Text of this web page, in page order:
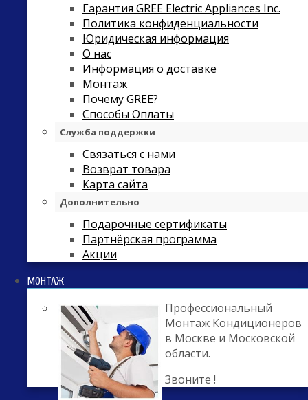
Гарантия GREE Electric Appliances Inc.
Политика конфиденциальности
Юридическая информация
О нас
Информация о доставке
Монтаж
Почему GREE?
Способы Оплаты
Служба поддержки
Связаться с нами
Возврат товара
Карта сайта
Дополнительно
Подарочные сертификаты
Партнёрская программа
Акции
МОНТАЖ
Профессиональный
Монтаж Кондиционеров
в Москве и Московской
области.
Звоните !